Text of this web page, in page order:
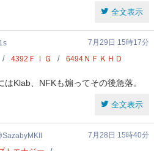
全文表示
7月29日 15時17分
4392 ＦＩＧ 6494 ＮＦＫＨＤ
Klab、NFKも煽ってその後急落。
全文表示
SazabyMKII
7月28日 15時40分